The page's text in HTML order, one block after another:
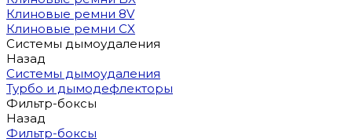
Клиновые ремни 8V
Клиновые ремни CX
Системы дымоудаления
Назад
Системы дымоудаления
Турбо и дымодефлекторы
Фильтр-боксы
Назад
Фильтр-боксы